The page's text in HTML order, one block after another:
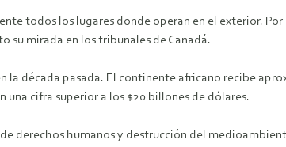
todos los lugares donde operan en el exterior.
su mirada en los tribunales de Canadá.
la década pasada. El continente africano recibe
una cifra superior a los $20 billones de dólares.
derechos humanos y destrucción del